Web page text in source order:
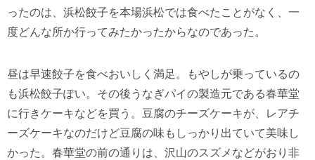
ったのは、浜松餃子を本場浜松では食べたことがなく、一
度どんな所か行ってみたかったからなのであった。
昼は早速餃子を食べおいしく満足。もやしが乗っているの
も浜松餃子ぽい。その後うなぎパイの製造元である春華堂
に行きケーキなどを買う。豆腐のチーズケーキが、レアチ
ーズケーキなのだけど豆腐の味もしっかり出ていて美味し
かった。春華堂の前の通りは、沢山のスズメなどがおり非